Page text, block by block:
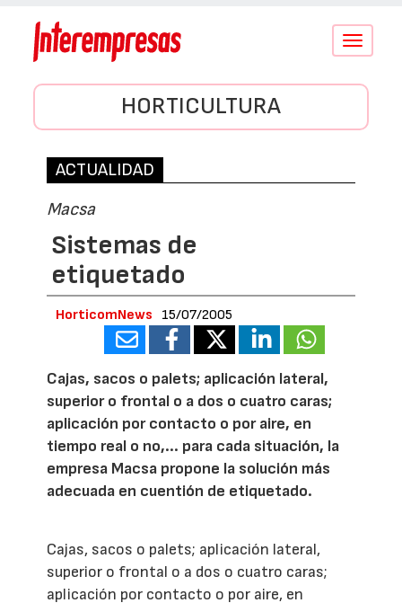
Conmutar
HORTICULTURA
ACTUALIDAD
Macsa
Sistemas de
etiquetado
HorticomNews 15/07/2005
Cajas, sacos o palets; aplicación lateral,
superior o frontal o a dos o cuatro caras;
aplicación por contacto o por aire, en
tiempo real o no,... para cada situación, la
empresa Macsa propone la solución más
adecuada en cuentión de etiquetado.
Cajas, sacos o palets; aplicación lateral,
superior o frontal o a dos o cuatro caras;
aplicación por contacto o por aire, en